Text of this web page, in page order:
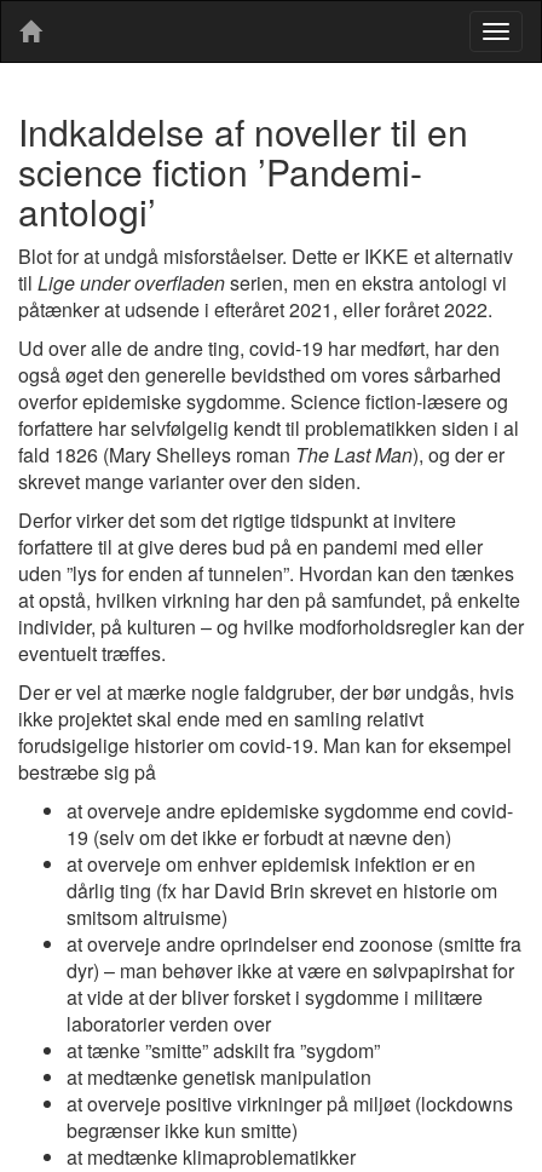
Indkaldelse af noveller til en
science fiction ’Pandemi-
antologi’
Blot for at undgå misforståelser. Dette er IKKE et alternativ
til Lige under overfladenserien, men en ekstra antologi vi
påtænker at udsende i efteråret 2021, eller foråret 2022.
Ud over alle de andre ting, covid-19 har medført, har den
også øget den generelle bevidsthed om vores sårbarhed
overfor epidemiske sygdomme. Science fiction-læsere og
forfattere har selvfølgelig kendt til problematikken siden i al
fald 1826 (Mary Shelleys roman The Last Man), og der er
skrevet mange varianter over den siden.
Derfor virker det som det rigtige tidspunkt at invitere
forfattere til at give deres bud på en pandemi med eller
uden ”lys for enden af tunnelen”. Hvordan kan den tænkes
at opstå, hvilken virkning har den på samfundet, på enkelte
individer, på kulturen – og hvilke modforholdsregler kan der
eventuelt træffes.
Der er vel at mærke nogle faldgruber, der bør undgås, hvis
ikke projektet skal ende med en samling relativt
forudsigelige historier om covid-19. Man kan for eksempel
bestræbe sig på
at overveje andre epidemiske sygdomme end covid-
19 (selv om det ikke er forbudt at nævne den)
at overveje om enhver epidemisk infektion er en
dårlig ting (fx har David Brin skrevet en historie om
smitsom altruisme)
at overveje andre oprindelser end zoonose (smitte fra
dyr) – man behøver ikke at være en sølvpapirshat for
at vide at der bliver forsket i sygdomme i militære
laboratorier verden over
at tænke ”smitte” adskilt fra ”sygdom”
at medtænke genetisk manipulation
at overveje positive virkninger på miljøet (lockdowns
begrænser ikke kun smitte)
at medtænke klimaproblematikker